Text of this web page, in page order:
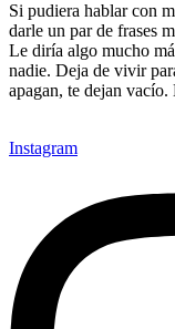
Si pudiera hablar con
darle un par de frases
Le diría algo mucho
nadie. Deja de vivir
apagan, te dejan
Instagram